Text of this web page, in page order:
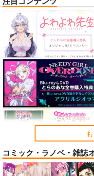
nanka A kanji no titl
ハイパーソニックソウ
ル
2,200円（税込）
Fate/Grand Order
インドラ
近藤勇
サンプル
カート
RED
ハイ
ル
カル
No.6
コミック・ラノベ・雑誌